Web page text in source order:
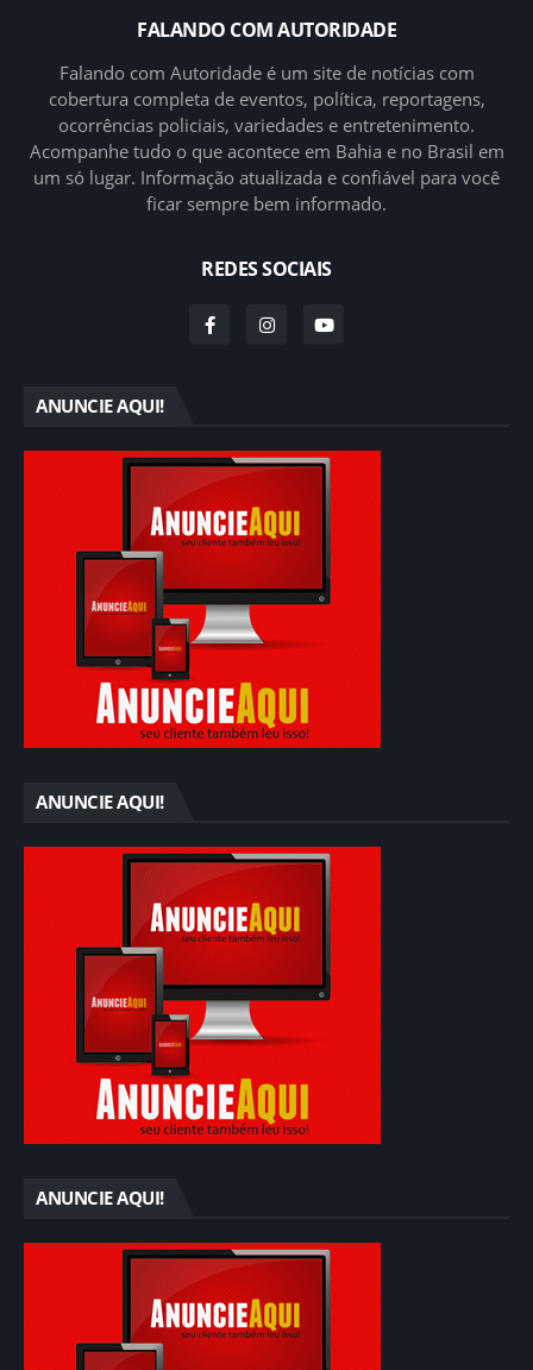
FALANDO COM AUTORIDADE
Falando com Autoridade é um site de notícias com
cobertura completa de eventos, política, reportagens,
ocorrências policiais, variedades e entretenimento.
Acompanhe tudo o que acontece em Bahia e no Brasil em
um só lugar. Informação atualizada e confiável para você
ficar sempre bem informado.
REDES SOCIAIS
ANUNCIE AQUI!
ANUNCIE AQUI!
ANUNCIE AQUI!